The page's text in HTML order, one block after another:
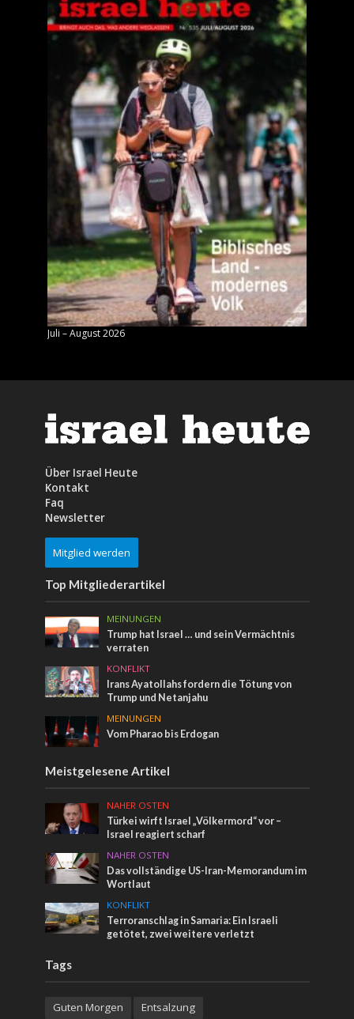
Juli – August 2026
Über Israel Heute
Kontakt
Faq
Newsletter
Mitglied werden
Top Mitgliederartikel
MEINUNGEN
Trump hat Israel … und sein Vermächtnis
verraten
KONFLIKT
Irans Ayatollahs fordern die Tötung von
Trump und Netanjahu
MEINUNGEN
Vom Pharao bis Erdogan
Meistgelesene Artikel
NAHER OSTEN
Türkei wirft Israel „Völkermord“ vor –
Israel reagiert scharf
NAHER OSTEN
Das vollständige US-Iran-Memorandum im
Wortlaut
KONFLIKT
Terroranschlag in Samaria: Ein Israeli
getötet, zwei weitere verletzt
Tags
Guten Morgen Entsalzung